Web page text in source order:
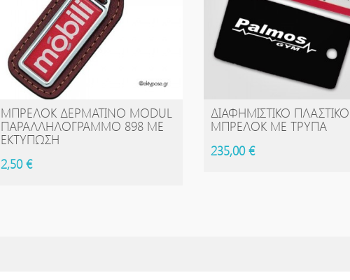
ΑΓΟΡΆ
ΜΠΡΕΛΌΚ ΔΕΡΜΆΤΙΝΟ MODUL
ΠΑΡΑΛΛΗΛΌΓΡΑΜΜΟ 898 ΜΕ
ΕΚΤΎΠΩΣΗ
2,50 €
ΑΓΟΡΆ
ΔΙΑΦΗΜΙΣΤΙΚΌ ΠΛΑΣΤΙΚΌ
ΜΠΡΕΛΌΚ ΜΕ ΤΡΎΠΑ
235,00 €